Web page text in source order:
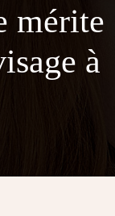
mérite
à